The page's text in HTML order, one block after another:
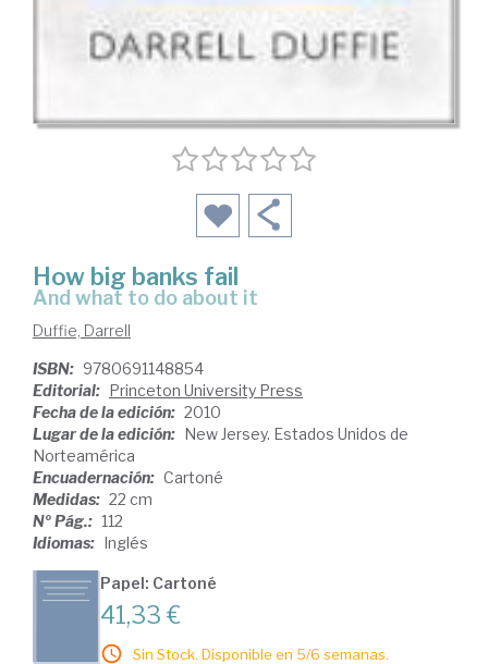
How big banks fail
and what to do about it
Duffie, Darrell
ISBN: 9780691148854
Editorial: Princeton University Press
Fecha de la edición: 2010
Lugar de la edición: New Jersey. Estados Unidos de
Norteamérica
Encuadernación: Cartoné
Medidas: 22 cm
Nº Pág.: 112
Idiomas: Inglés
Papel: Cartoné
41,33 €
Sin Stock. Disponible en 5/6 semanas.